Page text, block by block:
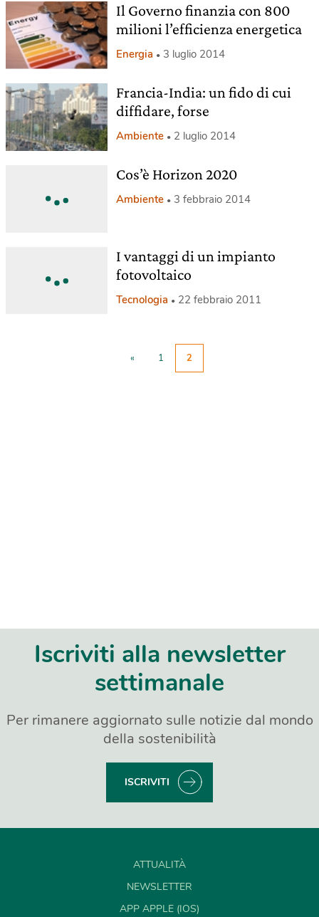
Il Governo finanzia con 800
milioni l’efficienza energetica
Energia 3 luglio 2014
Francia-India: un fido di cui
diffidare, forse
Ambiente 2 luglio 2014
Cos’è Horizon 2020
Ambiente 3 febbraio 2014
I vantaggi di un impianto
fotovoltaico
Tecnologia 22 febbraio 2011
« 1 2
Iscriviti alla newsletter
settimanale
Per rimanere aggiornato sulle notizie dal mondo
della sostenibilità
ISCRIVITI
ATTUALITÀ
NEWSLETTER
APP APPLE (IOS)